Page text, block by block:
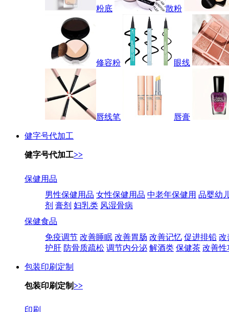
粉底 散粉
修容粉 眼线
唇线笔 唇膏
健字号代加工
健字号代加工>>
保健用品
男性保健用品 女性保健用品 中老年保健用 品婴幼
剂 膏剂 妇乳类 风湿骨病
保健食品
免疫调节 改善睡眠 改善胃肠 改善记忆 促进排铅 改
护肝 防骨质疏松 调节内分泌 解酒类 保健茶 改善性
包装印刷定制
包装印刷定制>>
印刷